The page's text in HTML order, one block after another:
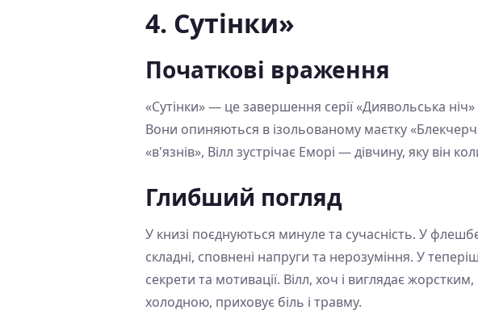
4. Сутінки»
Початкові враження
«Сутінки» — це завершення серії «Диявольська
Вони опиняються в ізольованому маєтку
«в'язнів», Вілл зустрічає Еморі — дівчину, яку він
Глибший погляд
У книзі поєднуються минуле та сучасність. У
складні, сповнені напруги та нерозуміння. У
секрети та мотивації. Вілл, хоч і виглядає
холодною, приховує біль і травму.